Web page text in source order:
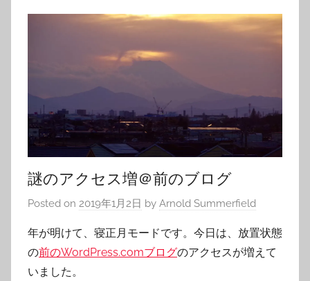
謎のアクセス増＠前のブログ
Posted on 2019年1月2日 by Arnold Summerfield
年が明けて、寝正月モードです。今日は、放置状態
の前のWordPress.comブログのアクセスが増えて
いました。